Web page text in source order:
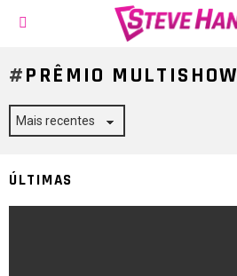
PRÊMIO MULTISHOW
ÚLTIMAS